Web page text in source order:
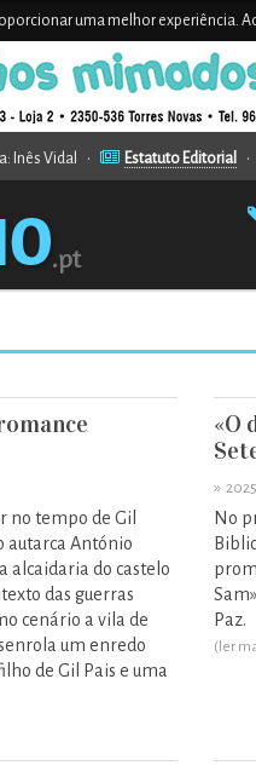
uma melhor experiência.
Inês Vidal • Estatuto Editorial
no tempo de Gil
autarca António
alcaidaria do castelo
das guerras
cenário a vila de
um enredo
de Gil Pais e uma
«O
»
No
Paz.
(ler